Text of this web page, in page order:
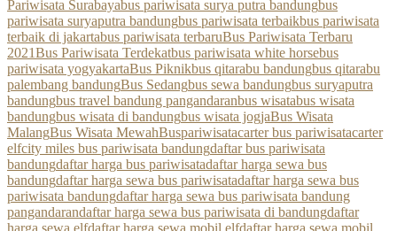
Pariwisata Surabayabus pariwisata surya putra bandungbus
pariwisata suryaputra bandungbus pariwisata terbaikbus pariwisata
terbaik di jakartabus pariwisata terbaruBus Pariwisata Terbaru
2021Bus Pariwisata Terdekatbus pariwisata white horsebus
pariwisata yogyakartaBus Piknikbus qitarabu bandungbus qitarabu
palembang bandungBus Sedangbus sewa bandungbus suryaputra
bandungbus travel bandung pangandaranbus wisatabus wisata
bandungbus wisata di bandungbus wisata jogjaBus Wisata
MalangBus Wisata MewahBuspariwisatacarter bus pariwisatacarter
elfcity miles bus pariwisata bandungdaftar bus pariwisata
bandungdaftar harga bus pariwisatadaftar harga sewa bus
bandungdaftar harga sewa bus pariwisatadaftar harga sewa bus
pariwisata bandungdaftar harga sewa bus pariwisata bandung
pangandarandaftar harga sewa bus pariwisata di bandungdaftar